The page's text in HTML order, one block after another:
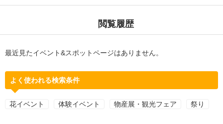
閲覧履歴
最近見たイベント&スポットページはありません。
よく使われる検索条件
花イベント 体験イベント 物産展・観光フェア 祭り